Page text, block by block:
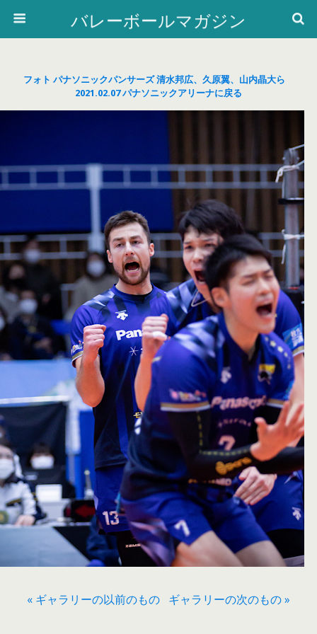
バレーボールマガジン
フォト パナソニックパンサーズ 清水邦広、久原翼、山内晶大ら
2021.02.07 パナソニックアリーナに戻る
« ギャラリーの以前のもの ギャラリーの次のもの »